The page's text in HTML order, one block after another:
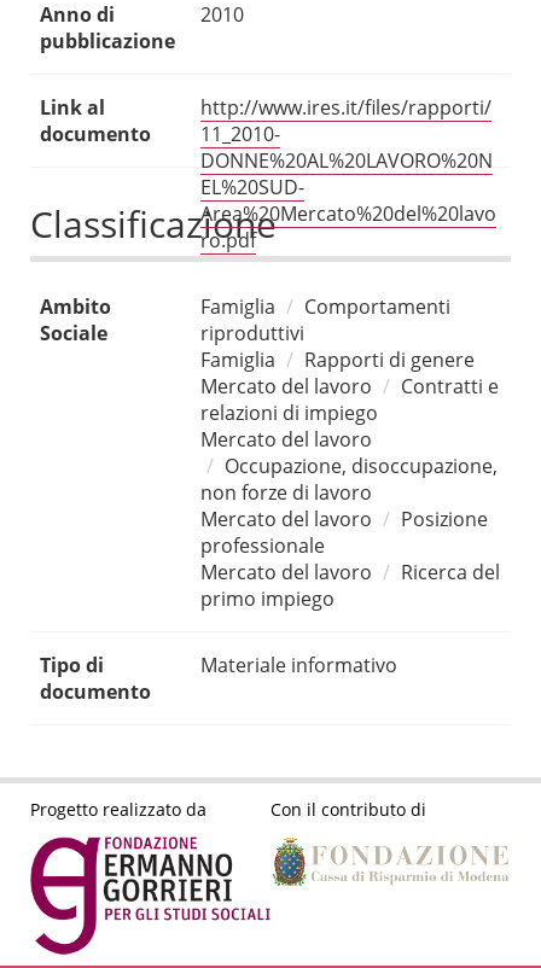
Anno di
pubblicazione
2010
Link al
documento
http://www.ires.it/files/rapporti/
11_2010-
DONNE%20AL%20LAVORO%20N
EL%20SUD-
Area%20Mercato%20del%20lavo
ro.pdf
Classificazione
Ambito
Sociale
Famiglia
Comportamenti
riproduttivi
Famiglia
Rapporti di genere
Mercato del lavoro
Contratti e
relazioni di impiego
Mercato del lavoro
Occupazione, disoccupazione,
non forze di lavoro
Mercato del lavoro
Posizione
professionale
Mercato del lavoro
Ricerca del
primo impiego
Tipo di
documento
Materiale informativo
Progetto realizzato da Con il contributo di